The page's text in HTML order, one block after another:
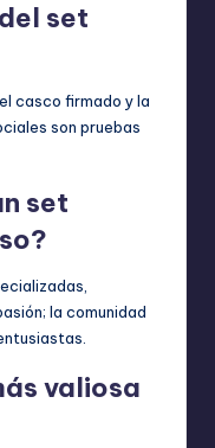
set
casco firmado y la
son pruebas
set
la comunidad
valiosa